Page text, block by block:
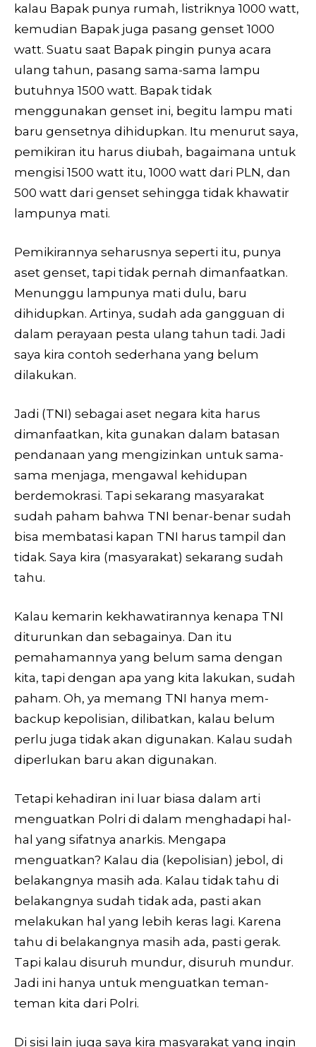
kalau Bapak punya rumah, listriknya 1000 watt,
kemudian Bapak juga pasang genset 1000
watt. Suatu saat Bapak pingin punya acara
ulang tahun, pasang sama-sama lampu
butuhnya 1500 watt. Bapak tidak
menggunakan genset ini, begitu lampu mati
baru gensetnya dihidupkan. Itu menurut saya,
pemikiran itu harus diubah, bagaimana untuk
mengisi 1500 watt itu, 1000 watt dari PLN, dan
500 watt dari genset sehingga tidak khawatir
lampunya mati.
Pemikirannya seharusnya seperti itu, punya
aset genset, tapi tidak pernah dimanfaatkan.
Menunggu lampunya mati dulu, baru
dihidupkan. Artinya, sudah ada gangguan di
dalam perayaan pesta ulang tahun tadi. Jadi
saya kira contoh sederhana yang belum
dilakukan.
Jadi (TNI) sebagai aset negara kita harus
dimanfaatkan, kita gunakan dalam batasan
pendanaan yang mengizinkan untuk sama-
sama menjaga, mengawal kehidupan
berdemokrasi. Tapi sekarang masyarakat
sudah paham bahwa TNI benar-benar sudah
bisa membatasi kapan TNI harus tampil dan
tidak. Saya kira (masyarakat) sekarang sudah
tahu.
Kalau kemarin kekhawatirannya kenapa TNI
diturunkan dan sebagainya. Dan itu
pemahamannya yang belum sama dengan
kita, tapi dengan apa yang kita lakukan, sudah
paham. Oh, ya memang TNI hanya mem-
backup kepolisian, dilibatkan, kalau belum
perlu juga tidak akan digunakan. Kalau sudah
diperlukan baru akan digunakan.
Tetapi kehadiran ini luar biasa dalam arti
menguatkan Polri di dalam menghadapi hal-
hal yang sifatnya anarkis. Mengapa
menguatkan? Kalau dia (kepolisian) jebol, di
belakangnya masih ada. Kalau tidak tahu di
belakangnya sudah tidak ada, pasti akan
melakukan hal yang lebih keras lagi. Karena
tahu di belakangnya masih ada, pasti gerak.
Tapi kalau disuruh mundur, disuruh mundur.
Jadi ini hanya untuk menguatkan teman-
teman kita dari Polri.
Di sisi lain juga saya kira masyarakat yang ingin